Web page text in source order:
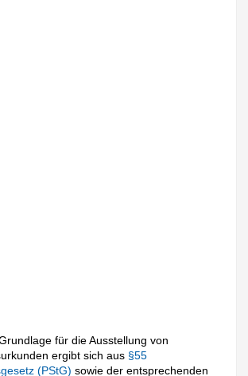
für die Ausstellung von
ergibt sich aus §55
(PStG)sowie der entsprechenden